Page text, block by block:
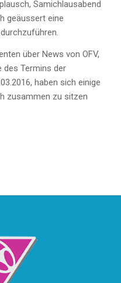
Samichlausabend
geäussert eine
über News von OFV,
des Termins der
haben sich einige
zusammen zu sitzen